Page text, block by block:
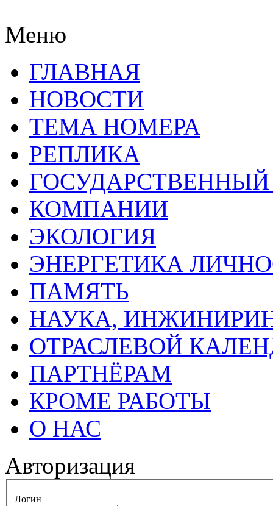
Меню
ГЛАВНАЯ
НОВОСТИ
ТЕМА НОМЕРА
РЕПЛИКА
КОМПАНИИ
ЭКОЛОГИЯ
ЭНЕРГЕТИКА
ПАМЯТЬ
НАУКА,
ОТРАСЛЕВОЙ
ПАРТНЁРАМ
КРОМЕ РАБОТЫ
О НАС
Авторизация
Логин